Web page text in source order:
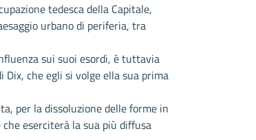
tedesca della Capitale,
urbano di periferia, tra
sui suoi esordi, è tuttavia
Dix, che egli si volge ella sua prima
per la dissoluzione delle forme in
eserciterà la sua più diffusa